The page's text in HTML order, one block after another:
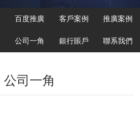
百度推廣 客戶案例 推廣案例
公司一角 銀行賬戶 聯系我們
公司一角